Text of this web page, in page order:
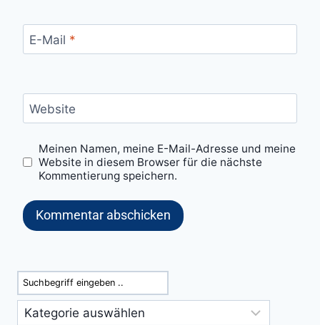
E-Mail *
Website
Meinen Namen, meine E-Mail-Adresse und meine
Website in diesem Browser für die nächste
Kommentierung speichern.
Suchen
Kategorien